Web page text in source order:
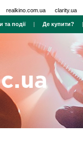
realkino.com.ua clarity.ua
та події| Де купити?